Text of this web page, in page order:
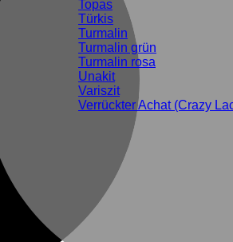
Topas
Türkis
Turmalin
Turmalin grün
Turmalin rosa
Unakit
Variszit
Verrückter Achat (Crazy